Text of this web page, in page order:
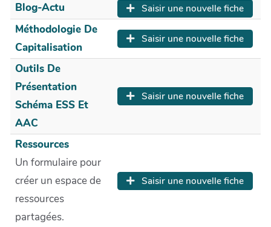
Blog-Actu Saisir une nouvelle fiche
Méthodologie De
Capitalisation
Saisir une nouvelle fiche
Outils De
Présentation
Schéma ESS Et
AAC
Saisir une nouvelle fiche
Ressources
Un formulaire pour
créer un espace de
ressources
partagées.
Saisir une nouvelle fiche